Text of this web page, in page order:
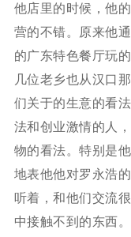
他店里的时候，他
营的不错。原来他
的广东特色餐厅玩
几位老乡也从汉口
们关于的生意的看
法和创业激情的人
物的看法。特别是
地表他他对罗永浩
听着，和他们交流
中接触不到的东西